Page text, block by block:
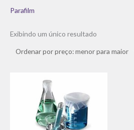
Parafilm
Exibindo um único resultado